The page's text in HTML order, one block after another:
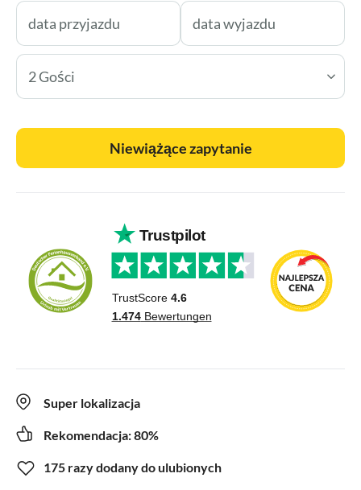
2 Gości
Niewiążące zapytanie
Super lokalizacja
Rekomendacja: 80%
175 razy dodany do ulubionych